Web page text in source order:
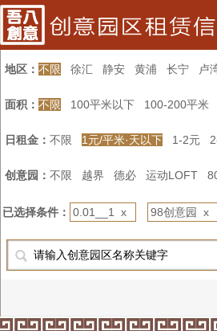
地区： 不限 徐汇 静安 黄浦 长宁 卢
面积： 不限 100平米以下 100-200平米
日租金： 不限 1元/平米·天以下 1-2元
创意园： 不限 越界 德必 运动LOFT
已选择条件： 0.01__1 x 98创意园 x